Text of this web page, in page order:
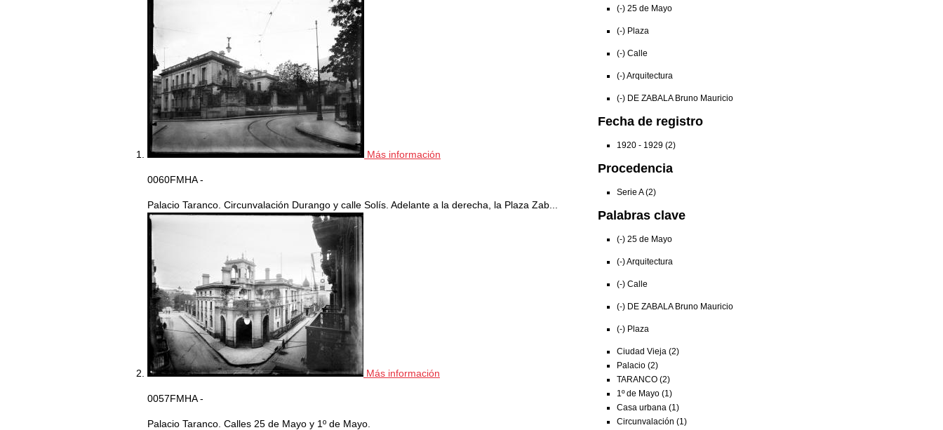
Más información
0060FMHA -
Palacio Taranco. Circunvalación Durango y calle Solís. Adelante a la derecha, la Plaza Zab...
Más información
0057FMHA -
Palacio Taranco. Calles 25 de Mayo y 1º de Mayo.
(-) 25 de Mayo
(-) Plaza
(-) Calle
(-)Arquitectura
(-) DE ZABALA Bruno Mauricio
Fecha de registro
1920 - 1929 (2)
Procedencia
Serie A (2)
Palabras clave
(-) 25 de Mayo
(-)Arquitectura
(-) Calle
(-) DE ZABALA Bruno Mauricio
(-) Plaza
Ciudad Vieja (2)
Palacio (2)
TARANCO (2)
1º de Mayo (1)
Casa urbana (1)
Circunvalación (1)